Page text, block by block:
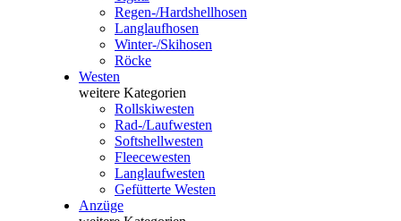
Regen-/Hardshellhosen
Langlaufhosen
Winter-/Skihosen
Röcke
Westen
weitere Kategorien
Rollskiwesten
Rad-/Laufwesten
Softshellwesten
Fleecewesten
Langlaufwesten
Gefütterte Westen
Anzüge